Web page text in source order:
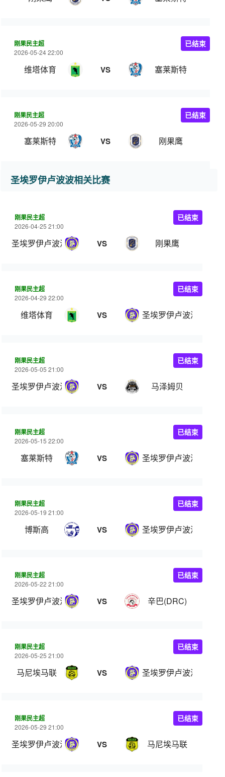
刚果民主超
2026-05-24 22:00
维塔体育 VS 塞莱斯特
已结束
刚果民主超
2026-05-29 20:00
塞莱斯特 VS 刚果鹰
已结束
圣埃罗伊卢波波相关比赛
刚果民主超
2026-04-25 21:00
圣埃罗伊卢波波 VS 刚果鹰
已结束
刚果民主超
2026-04-29 22:00
维塔体育 VS 圣埃罗伊卢波波
已结束
刚果民主超
2026-05-05 21:00
圣埃罗伊卢波波 VS 马泽姆贝
已结束
刚果民主超
2026-05-15 22:00
塞莱斯特 VS 圣埃罗伊卢波波
已结束
刚果民主超
2026-05-19 21:00
博斯高 VS 圣埃罗伊卢波波
已结束
刚果民主超
2026-05-22 21:00
圣埃罗伊卢波波 VS 辛巴(DRC)
已结束
刚果民主超
2026-05-25 21:00
马尼埃马联 VS 圣埃罗伊卢波波
已结束
刚果民主超
2026-05-29 21:00
圣埃罗伊卢波波 VS 马尼埃马联
已结束